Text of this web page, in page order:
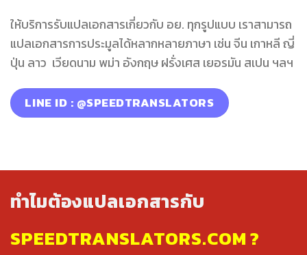
ให้บริการรับแปลเอกสารเกี่ยวกับ อย. ทุกรูปแบบ เราสามารถ
แปลเอกสารการประมูลได้หลากหลายภาษา เช่น จีน เกาหลี ญี่
ปุ่น ลาว เวียดนาม พม่า อังกฤษ ฝรั่งเศส เยอรมัน สเปน ฯลฯ
LINE ID : @SPEEDTRANSLATORS
ทำไมต้องแปลเอกสารกับ
SPEEDTRANSLATORS.COM ?